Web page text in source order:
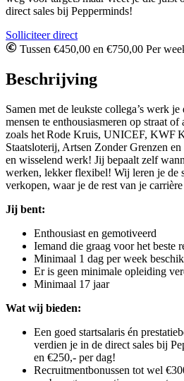
direct sales bij Pepperminds!
Solliciteer direct
Tussen €450,00 en €750,00 Per
Beschrijving
Samen met de leukste collega’s werk
mensen te enthousiasmeren op straat
zoals het Rode Kruis, UNICEF, KWF
Staatsloterij, Artsen Zonder Grenzen
en wisselend werk! Jij bepaalt zelf
werken, lekker flexibel! Wij leren je de
verkopen, waar je de rest van je
Jij bent:
Enthousiast en gemotiveerd
Iemand die graag voor het beste
Minimaal 1 dag per week
Er is geen minimale opleiding
Minimaal 17 jaar
Wat wij bieden:
Een goed startsalaris én
verdien je in de direct sales bij
en €250,- per dag!
Recruitmentbonussen tot wel